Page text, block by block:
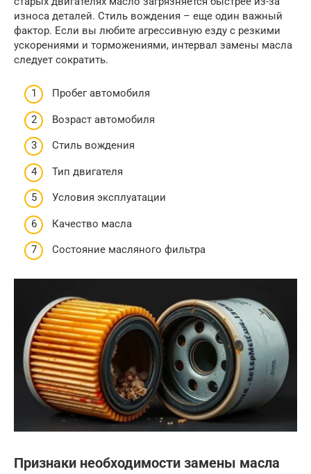
износа деталей. Стиль вождения – еще один важный
фактор. Если вы любите агрессивную езду с резкими
ускорениями и торможениями, интервал замены масла
следует сократить.
Пробег автомобиля
Возраст автомобиля
Стиль вождения
Тип двигателя
Условия эксплуатации
Качество масла
Состояние масляного фильтра
Признаки необходимости замены масла